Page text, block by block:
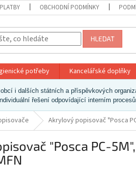
OBCHODNÍ PODMÍNKY
HLEDAT
potřeby Kancelářské doplňky
i dalších státních a příspěvkových
řešení odpovídající interním
Akrylový popisovač "Posca
"Posca PC-